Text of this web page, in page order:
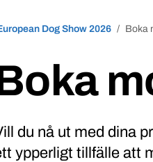
Dog Show 2026 Boka
du nå ut med dina
ypperligt tillfälle att